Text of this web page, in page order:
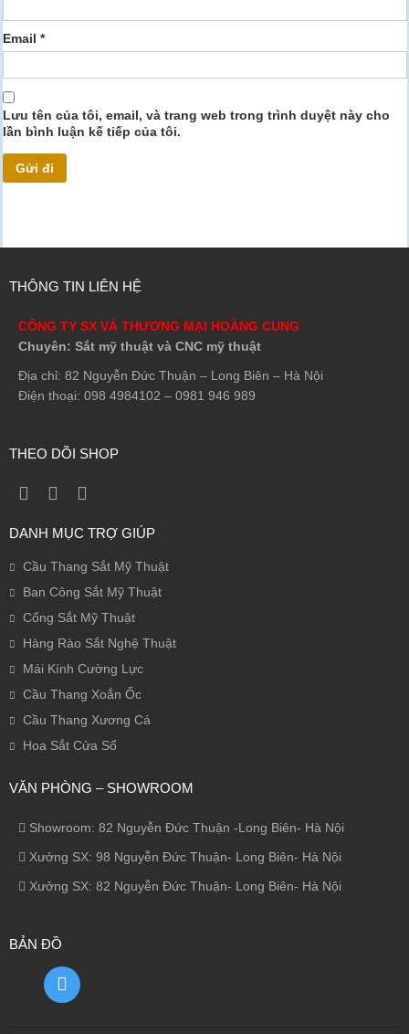
Email *
Lưu tên của tôi, email, và trang web trong trình duyệt này cho
lần bình luận kế tiếp của tôi.
THÔNG TIN LIÊN HỆ
CÔNG TY SX VÀ THƯƠNG MẠI HOÀNG CUNG
Chuyên: Sắt mỹ thuật và CNC mỹ thuật
Địa chỉ: 82 Nguyễn Đức Thuận – Long Biên – Hà Nội
Điện thoại: 098 4984102 – 0981 946 989
THEO DÕI SHOP
DANH MỤC TRỢ GIÚP
Cầu Thang Sắt Mỹ Thuật
Ban Công Sắt Mỹ Thuật
Cổng Sắt Mỹ Thuật
Hàng Rào Sắt Nghệ Thuật
Mái Kính Cường Lực
Cầu Thang Xoắn Ốc
Cầu Thang Xương Cá
Hoa Sắt Cửa Sổ
VĂN PHÒNG – SHOWROOM
Showroom: 82 Nguyễn Đức Thuận -Long Biên- Hà Nội
Xưởng SX: 98 Nguyễn Đức Thuận- Long Biên- Hà Nội
Xưởng SX: 82 Nguyễn Đức Thuận- Long Biên- Hà Nội
BẢN ĐỒ